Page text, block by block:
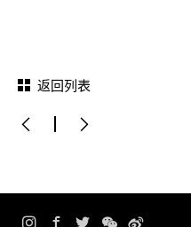
返回列表